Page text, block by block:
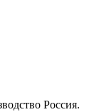
Россия.